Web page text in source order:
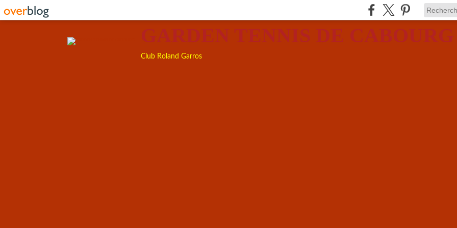
GARDEN TENNIS DE CABOURG
Club Roland Garros